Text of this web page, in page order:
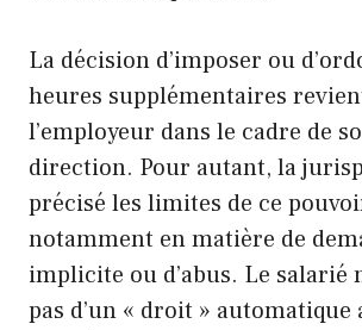
La décision d’imposer ou
heures supplémentaires
l’employeur dans le cadre de
direction. Pour autant, la
précisé les limites de ce
notamment en matière de
implicite ou d’abus. Le salarié
pas d’un « droit » automatique